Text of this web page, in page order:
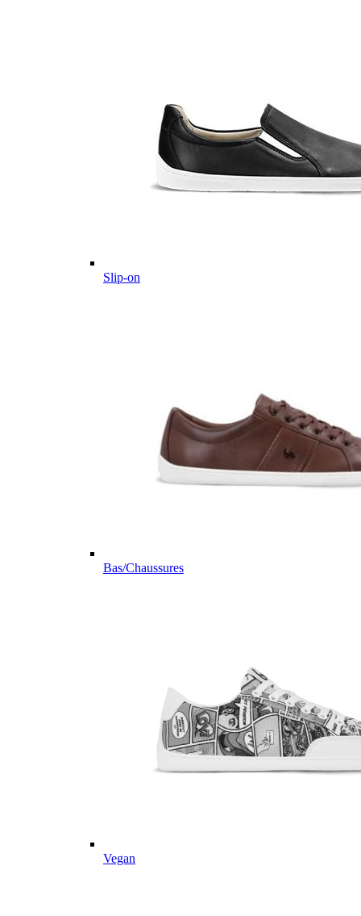
Slip-on
Bas/Chaussures
Vegan